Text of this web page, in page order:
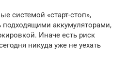
системой «старт-стоп»,
подходящими аккумуляторами,
Иначе есть риск
никуда уже не уехать